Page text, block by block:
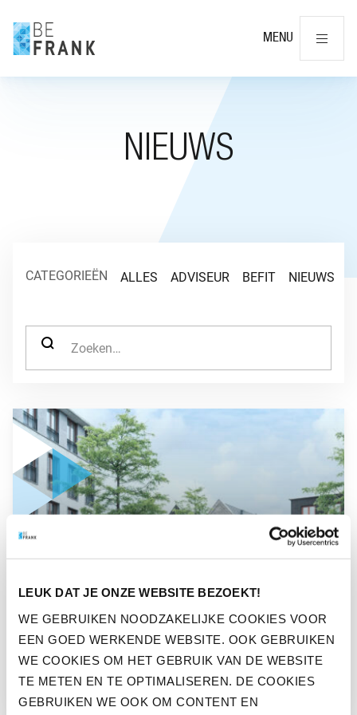
LEUK DAT JE ONZE WEBSITE BEZOEKT!
WE GEBRUIKEN NOODZAKELIJKE COOKIES VOOR
EEN GOED WERKENDE WEBSITE. OOK GEBRUIKEN
WE COOKIES OM HET GEBRUIK VAN DE WEBSITE
TE METEN EN TE OPTIMALISEREN. DE COOKIES
GEBRUIKEN WE OOK OM CONTENT EN
MENU
NIEUWS
CATEGORIEËN ALLES ADVISEUR BEFIT NIEUWS
ZOEK NAAR:
GA NAAR “ZORGEN OVER AFSCHAFFEN
ZORGEN OVER AFSCHAFFEN
EIGENDOMSRECHT OP
PENSIOENGELD?
OPINIE